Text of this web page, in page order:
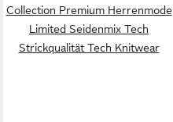
Collection Premium Herrenmode
Limited Seidenmix Tech
Strickqualität Tech Knitwear